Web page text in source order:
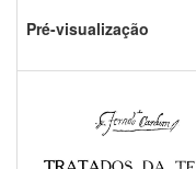
Pré-visualização